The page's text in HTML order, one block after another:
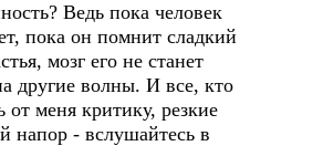
Ведь пока человек
пока он помнит сладкий
мозг его не станет
другие волны. И все, кто
меня критику, резкие
напор - вслушайтесь в